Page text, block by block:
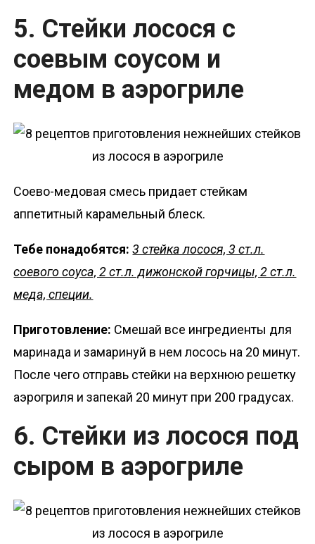
5. Стейки лосося с
соевым соусом и
медом в аэрогриле
Соево-медовая смесь придает стейкам
аппетитный карамельный блеск.
Тебе понадобятся:3 стейка лосося, 3 ст.л.
соевого соуса, 2 ст.л. дижонской горчицы, 2 ст.л.
меда, специи.
Приготовление: Смешай все ингредиенты для
маринада и замаринуй в нем лосось на 20 минут.
После чего отправь стейки на верхнюю решетку
аэрогриля и запекай 20 минут при 200 градусах.
6. Стейки из лосося под
сыром в аэрогриле